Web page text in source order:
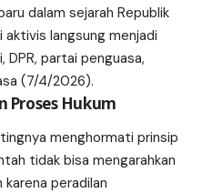
dalam sejarah Republik
aktivis langsung menjadi
partai penguasa,
(7/4/2026).
Proses Hukum
menghormati prinsip
tidak bisa mengarahkan
karena peradilan